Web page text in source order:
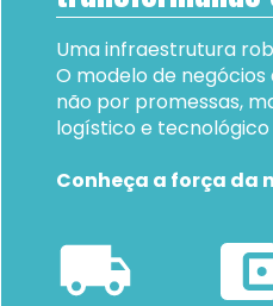
Uma infraestrutura
O modelo de
não por promessas,
logístico e
Conheça a força da